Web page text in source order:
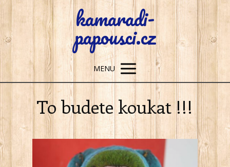
kamaradi-
papousci.cz
MENU
To budete koukat !!!